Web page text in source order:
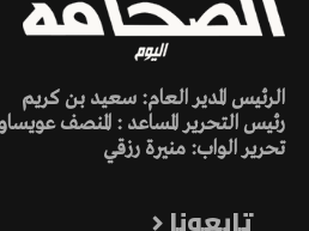
الرئيس المدير العام: سعيد بن كريم
رئيس التحرير المساعد : المنصف
تحرير الواب: منيرة رزقي
تابعونا